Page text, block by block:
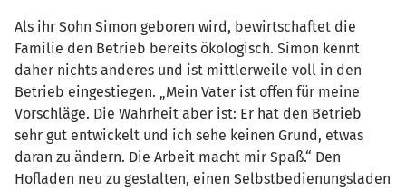
Als ihr Sohn Simon geboren wird, bewirtschaftet die
Familie den Betrieb bereits ökologisch. Simon kennt
daher nichts anderes und ist mittlerweile voll in den
Betrieb eingestiegen. „Mein Vater ist offen für meine
Vorschläge. Die Wahrheit aber ist: Er hat den Betrieb
sehr gut entwickelt und ich sehe keinen Grund, etwas
daran zu ändern. Die Arbeit macht mir Spaß.“ Den
Hofladen neu zu gestalten, einen Selbstbedienungsladen